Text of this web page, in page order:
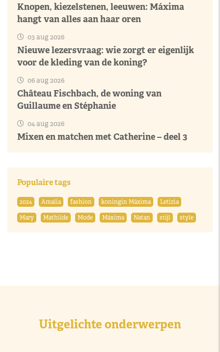
Knopen, kiezelstenen, leeuwen: Máxima
hangt van alles aan haar oren
03 aug 2026
Nieuwe lezersvraag: wie zorgt er eigenlijk
voor de kleding van de koning?
06 aug 2026
Château Fischbach, de woning van
Guillaume en Stéphanie
04 aug 2026
Mixen en matchen met Catherine – deel 3
Populaire tags
2024 Amalia fashion koningin Máxima
Letizia
Mary
Mathilde Mode Máxima Natan stijl style
Uitgelichte onderwerpen